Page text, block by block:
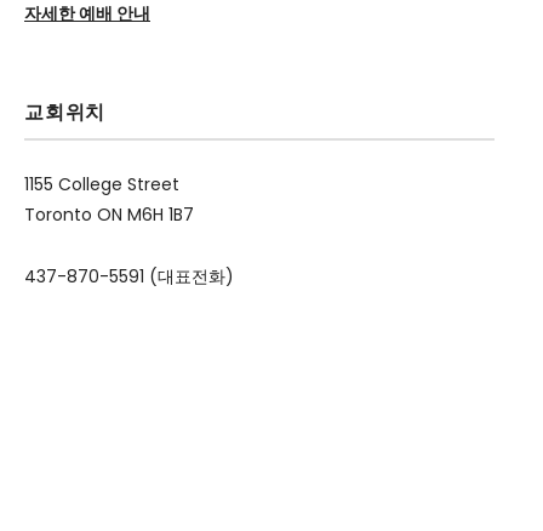
자세한 예배 안내
교회위치
1155 College Street
Toronto ON M6H 1B7
437-870-5591 (대표전화)